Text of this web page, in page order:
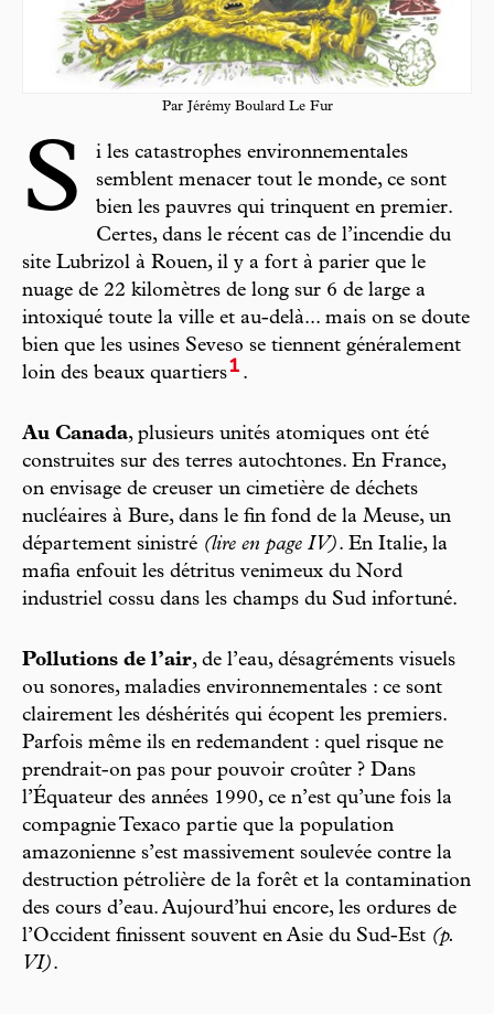
Par Jérémy Boulard Le Fur
S
i les catastrophes environnementales
semblent menacer tout le monde, ce sont
bien les pauvres qui trinquent en premier.
Certes, dans le récent cas de l’incendie du
site Lubrizol à Rouen, il y a fort à parier que le
nuage de 22 kilomètres de long sur 6 de large a
intoxiqué toute la ville et au-delà... mais on se doute
bien que les usines Seveso se tiennent généralement
loin des beaux quartiers1 .
Au Canada, plusieurs unités atomiques ont été
construites sur des terres autochtones. En France,
on envisage de creuser un cimetière de déchets
nucléaires à Bure, dans le fin fond de la Meuse, un
département sinistré (lire en page IV). En Italie, la
mafia enfouit les détritus venimeux du Nord
industriel cossu dans les champs du Sud infortuné.
Pollutions de l’air, de l’eau, désagréments visuels
ou sonores, maladies environnementales : ce sont
clairement les déshérités qui écopent les premiers.
Parfois même ils en redemandent : quel risque ne
prendrait-on pas pour pouvoir croûter ? Dans
l’Équateur des années 1990, ce n’est qu’une fois la
compagnie Texaco partie que la population
amazonienne s’est massivement soulevée contre la
destruction pétrolière de la forêt et la contamination
des cours d’eau. Aujourd’hui encore, les ordures de
l’Occident finissent souvent en Asie du Sud-Est (p.
VI).